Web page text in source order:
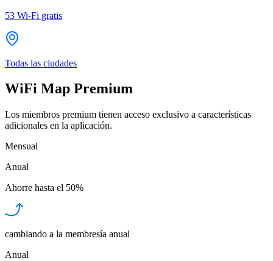
53 Wi-Fi gratis
Todas las ciudades
WiFi Map Premium
Los miembros premium tienen acceso exclusivo a características
adicionales en la aplicación.
Mensual
Anual
Ahorre hasta el 50%
cambiando a la membresía anual
Anual